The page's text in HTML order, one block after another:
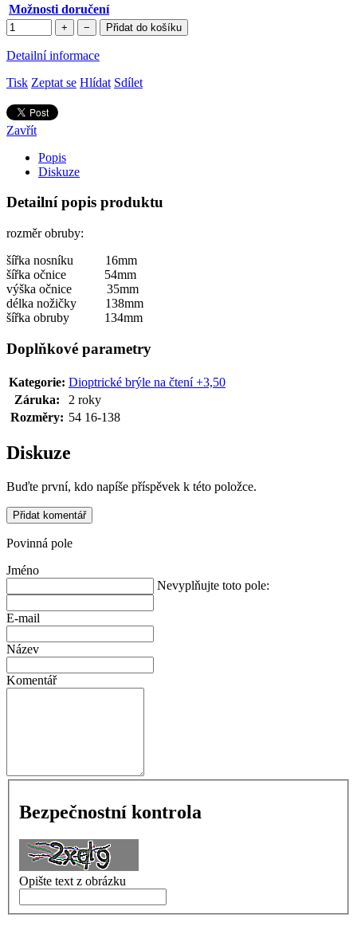
Možnosti doručení
+ − Přidat do košíku
Detailní informace
Tisk Zeptat se Hlídat Sdílet
Zavřít
Popis
Diskuze
Detailní popis produktu
rozměr obruby:
šířka nosníku 16mm
šířka očnice 54mm
výška očnice 35mm
délka nožičky 138mm
šířka obruby 134mm
Doplňkové parametry
Kategorie: Dioptrické brýle na čtení +3,50
Záruka:
2 roky
Rozměry: 54 16-138
Diskuze
Buďte první, kdo napíše příspěvek k této položce.
Přidat komentář
Povinná pole
Jméno
Nevyplňujte toto pole:
E-mail
Název
Komentář
Bezpečnostní kontrola
Opište text z obrázku